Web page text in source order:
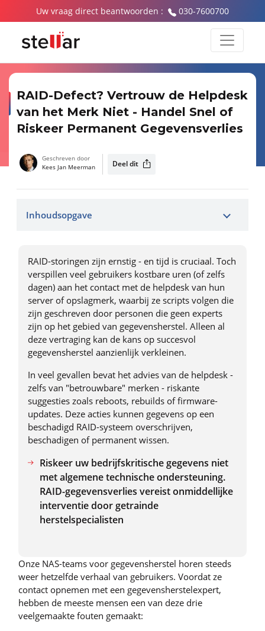
Uw vraag direct beantwoorden : 030-7600700
RAID-Defect? Vertrouw de Helpdesk
van het Merk Niet - Handel Snel of
Riskeer Permanent Gegevensverlies
Geschreven door
Kees Jan Meerman
Deel dit
Inhoudsopgave
RAID-storingen zijn ernstig - en tijd is cruciaal. Toch
verspillen veel gebruikers kostbare uren (of zelfs
dagen) aan het contact met de helpdesk van hun
server of opslagmerk, waarbij ze scripts volgen die
zijn geschreven door personen die geen experts
zijn op het gebied van gegevensherstel. Alleen al
deze vertraging kan de kans op succesvol
gegevensherstel aanzienlijk verkleinen.
In veel gevallen bevat het advies van de helpdesk -
zelfs van "betrouwbare" merken - riskante
suggesties zoals reboots, rebuilds of firmware-
updates. Deze acties kunnen gegevens op een
beschadigd RAID-systeem overschrijven,
beschadigen of permanent wissen.
Riskeer uw bedrijfskritische gegevens niet
met algemene technische ondersteuning.
RAID-gegevensverlies vereist onmiddellijke
interventie door getrainde
herstelspecialisten
Onze NAS-teams voor gegevensherstel horen steeds
weer hetzelfde verhaal van gebruikers. Voordat ze
contact opnemen met een gegevensherstelexpert,
hebben de meeste mensen een van deze drie
veelgemaakte fouten gemaakt: